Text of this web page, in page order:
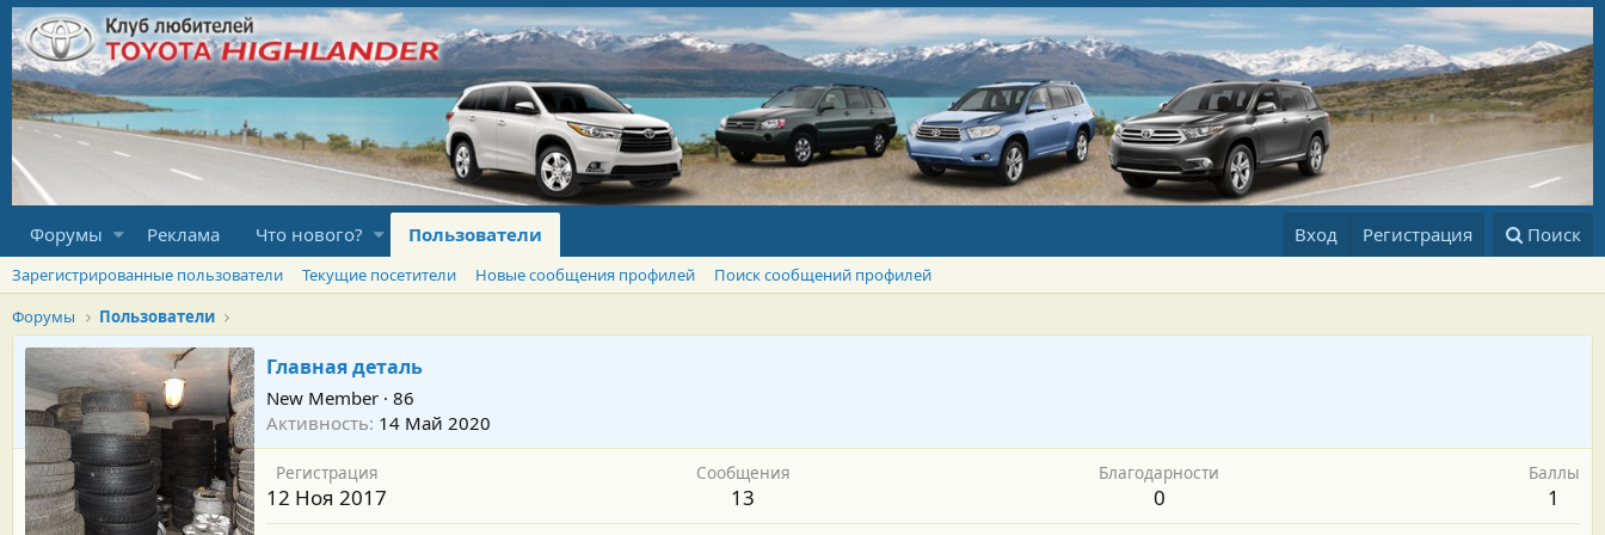
Форумы Реклама Что нового? Пользователи Вход Регистрация Поиск
Зарегистрированные пользователи Текущие посетители Новые сообщения профилей
Поиск сообщений профилей
Форумы
Пользователи
Главная деталь
New Member · 86
Активность 14 Май 2020
Регистрация
12 Ноя 2017
Сообщения
13
Благодарности
0
Баллы
1